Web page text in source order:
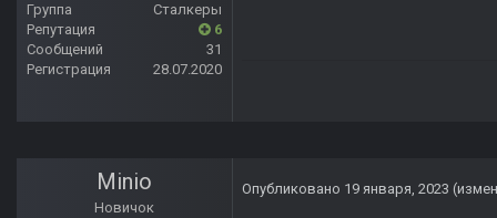
Группа
Сталкеры
Репутация
6
Сообщений
31
Регистрация
28.07.2020
Minio
Новичок
Опубликовано 19 января, 2023